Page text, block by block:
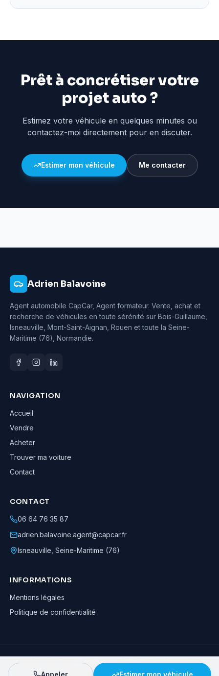
Prêt à concrétiser votre
projet auto ?
Estimez votre véhicule en quelques minutes ou
contactez-moi directement pour en discuter.
Estimer mon véhicule Me contacter
Adrien Balavoine
Agent automobile CapCar, Agent formateur. Vente, achat et
recherche de véhicules en toute sérénité sur Bois-Guillaume,
Isneauville, Mont-Saint-Aignan, Rouen et toute la Seine-
Maritime (76), Normandie.
NAVIGATION
Accueil
Vendre
Acheter
Trouver ma voiture
Contact
CONTACT
06 64 76 35 87
adrien.balavoine.agent@capcar.fr
Isneauville Seine-Maritime (76)
INFORMATIONS
Mentions légales
Politique de confidentialité
Adrien Balavoine—Agent automobile CapCar, Agent formateur· ©
· Tous droits réservés
Appeler Estimer mon véhicule